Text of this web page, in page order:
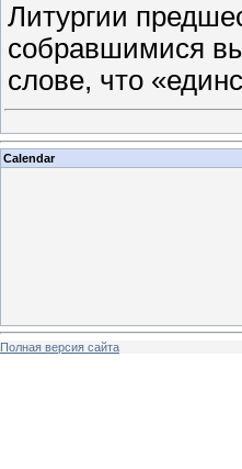
Литургии
собравшимися
слове, что
Calendar
Полная версия сайта